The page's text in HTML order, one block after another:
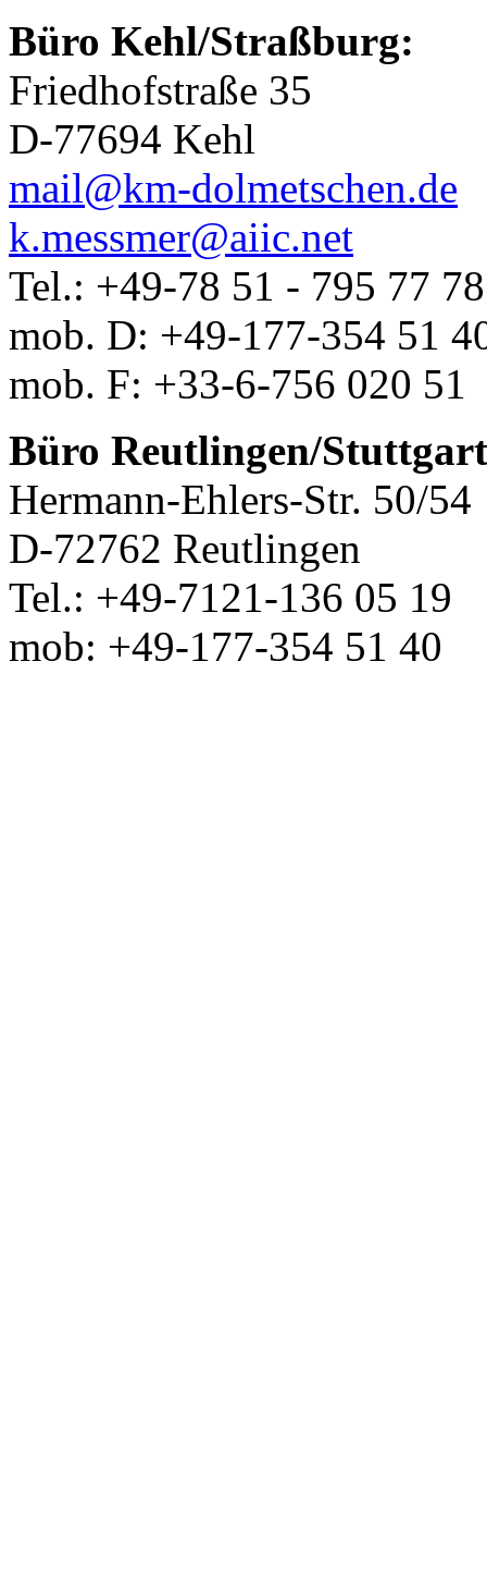
Büro Kehl/Straßburg:
Friedhofstraße 35
D-77694 Kehl
mail@km-dolmetschen.de
k.messmer@aiic.net
Tel.: +49-78 51 - 795 77 78
mob. D: +49-177-354 51
mob. F: +33-6-756 020 51
Büro Reutlingen/
Hermann-Ehlers-Str. 50/54
D-72762 Reutlingen
Tel.: +49-7121-136 05 19
mob: +49-177-354 51 40